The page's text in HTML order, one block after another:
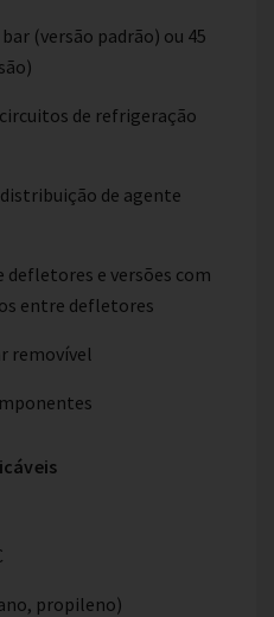
(versão padrão) ou 45
de refrigeração
de agente
defletores e versões com
entre defletores
removível
propileno)